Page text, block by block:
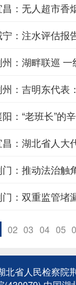
昌：无人超市
宁：注水评估
州：湖畔联巡
州：吉明东代
阳：“老班长”
昌：湖北省人
门：推动法治
门：双重监管
02 03 04 05
北省人民检察院